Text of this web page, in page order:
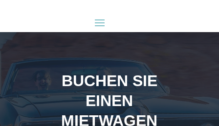
BUCHEN SIE
EINEN
MIETWAGEN